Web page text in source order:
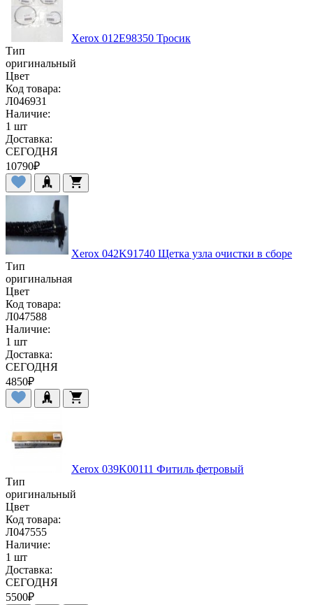
Xerox 012E98350 Тросик
Тип
оригинальный
Цвет
Код товара:
Л046931
Наличие:
1 шт
Доставка:
СЕГОДНЯ
10790₽
Xerox 042K91740 Щетка узла очистки в сборе
Тип
оригинальная
Цвет
Код товара:
Л047588
Наличие:
1 шт
Доставка:
СЕГОДНЯ
4850₽
Xerox 039K00111 Фитиль фетровый
Тип
оригинальный
Цвет
Код товара:
Л047555
Наличие:
1 шт
Доставка:
СЕГОДНЯ
5500₽